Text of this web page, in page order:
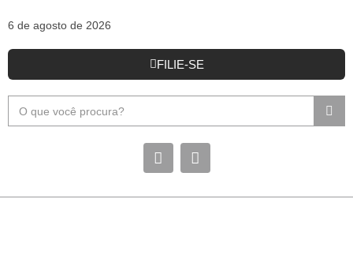
6 de agosto de 2026
FILIE-SE